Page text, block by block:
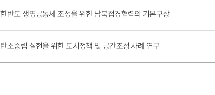
한반도 생명공동체 조성을 위한 남북접경협력의 기본구상
탄소중립 실현을 위한 도시정책 및 공간조성 사례 연구